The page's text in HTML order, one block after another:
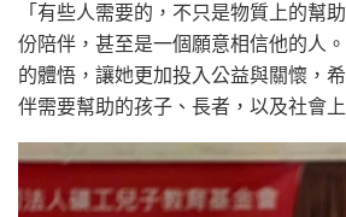
「有些人需要的，不只是物質上的幫
份陪伴，甚至是一個願意相信他的人
的體悟，讓她更加投入公益與關懷，
伴需要幫助的孩子、長者，以及社會